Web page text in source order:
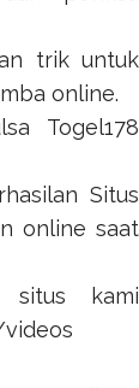
trik untuk
online.
Togel178
Situs
online saat
situs kami